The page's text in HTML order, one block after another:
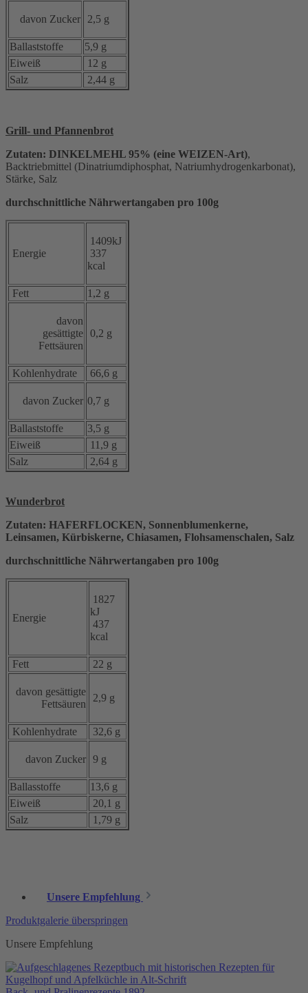
davon Zucker 2,5 g
Ballaststoffe
5,9 g
Eiweiß
12 g
Salz
2,44 g
Grill- und Pfannenbrot
Zutaten: DINKELMEHL 95% (eine WEIZEN-Art),
Backtriebmittel (Dinatriumdiphosphat, Natriumhydrogenkarbonat),
Stärke, Salz
durchschnittliche Nährwertangaben pro 100g
Energie
1409kJ
337
kcal
Fett 1,2 g
davon
gesättigte
Fettsäuren
0,2 g
Kohlenhydrate 66,6 g
davon Zucker 0,7 g
Ballaststoffe
3,5 g
Eiweiß
11,9 g
Salz
2,64 g
Wunderbrot
Zutaten: HAFERFLOCKEN, Sonnenblumenkerne,
Leinsamen, Kürbiskerne, Chiasamen, Flohsamenschalen, Salz
durchschnittliche Nährwertangaben pro 100g
Energie
1827
kJ
437
kcal
Fett 22 g
davon gesättigte
Fettsäuren
2,9 g
Kohlenhydrate 32,6 g
davon Zucker 9 g
Ballasstoffe
13,6 g
Eiweiß
20,1 g
Salz
1,79 g
Unsere Empfehlung
Produktgalerie überspringen
Unsere Empfehlung